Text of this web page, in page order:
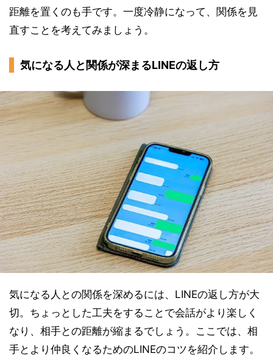
距離を置くのも手です。一度冷静になって、関係を見
直すことを考えてみましょう。
気になる人と関係が深まるLINEの返し方
気になる人との関係を深めるには、LINEの返し方が大
切。ちょっとした工夫をすることで会話がより楽しく
なり、相手との距離が縮まるでしょう。ここでは、相
手とより仲良くなるためのLINEのコツを紹介します。